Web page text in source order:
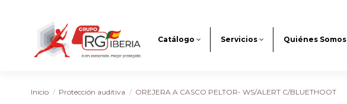
Catálogo Servicios Quiénes Somos
Inicio Protección auditiva OREJERA A CASCO PELTOR- WS/ALERT C/BLUETHOOT